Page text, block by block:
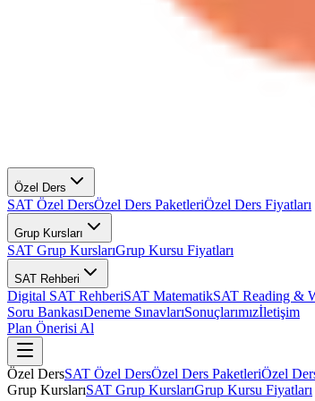
Özel Ders
SAT Özel DersÖzel Ders PaketleriÖzel Ders Fiyatları
Grup Kursları
SAT Grup KurslarıGrup Kursu Fiyatları
SAT Rehberi
Digital SAT RehberiSAT MatematikSAT Reading &
Soru BankasıDeneme SınavlarıSonuçlarımızİletişim
Plan Önerisi Al
Özel DersSAT Özel DersÖzel Ders PaketleriÖzel
Grup KurslarıSAT Grup KurslarıGrup Kursu Fiyatları